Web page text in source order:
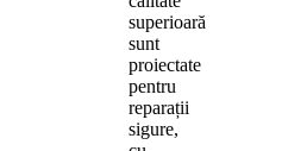
superioară
sunt
proiectate
pentru
reparații
sigure,